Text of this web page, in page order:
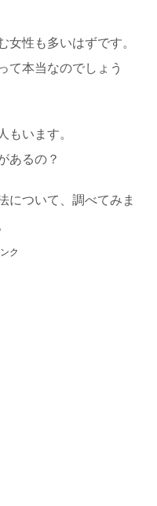
女性も多いはずです。
て本当なのでしょう
もいます。
あるの？
について、調べてみま
ク